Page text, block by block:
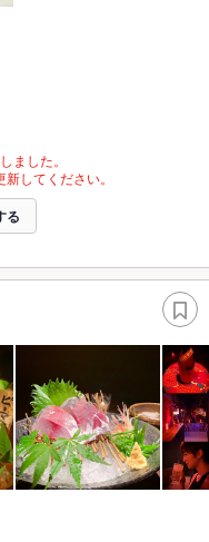
ました。
してください。
る